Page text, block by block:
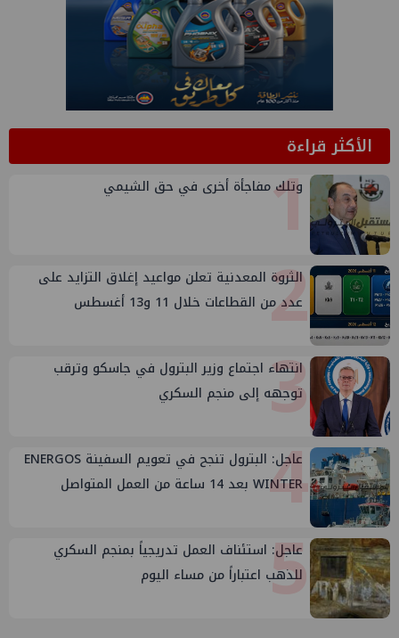
الأكثر قراءة1
وتلك مفاجأة أخرى في حق الشيمي
2
الثروة المعدنية تعلن مواعيد إغلاق التزايد على
عدد من القطاعات خلال 11 و13 أغسطس
3
انتهاء اجتماع وزير البترول في جاسكو وترقب
توجهه إلى منجم السكري
4
عاجل: البترول تنجح في تعويم السفينة ENERGOS
WINTER بعد 14 ساعة من العمل المتواصل
5
عاجل: استئناف العمل تدريجياً بمنجم السكري
للذهب اعتباراً من مساء اليوم